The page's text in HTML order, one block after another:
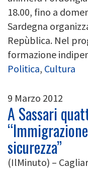
18.00, fino a
Sardegna
Repùblica. Nel
formazione
Politica, Cultura
9 Marzo 2012
A Sassari
sicurezza”
(IlMinuto) –